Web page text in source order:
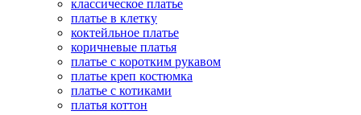
классическое платье
платье в клетку
коктейльное платье
коричневые платья
платье с коротким рукавом
платье креп костюмка
платье с котиками
платья коттон